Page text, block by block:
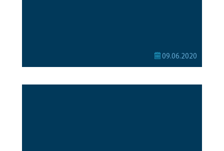
09.06.2020